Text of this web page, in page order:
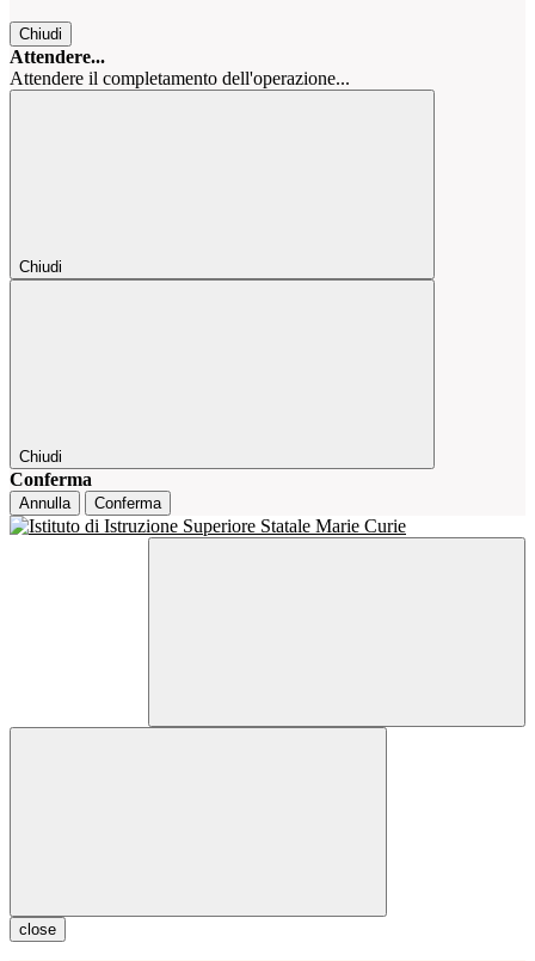
Chiudi
Attendere...
Attendere il completamento dell'operazione...
Chiudi
Chiudi
Conferma
Annulla Conferma
close